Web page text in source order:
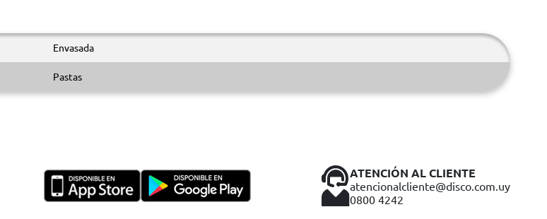
Envasada
Pastas
ATENCIÓN AL CLIENTE
atencionalcliente@disco.com.uy
0800 4242